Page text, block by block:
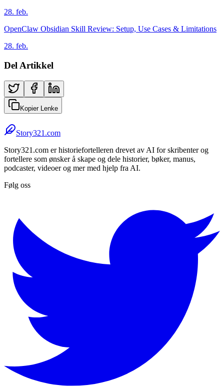
28. feb.
OpenClaw Obsidian Skill Review: Setup, Use Cases & Limitations
28. feb.
Del Artikkel
Kopier Lenke
Story321.com
Story321.com er historiefortelleren drevet av AI for skribenter og
fortellere som ønsker å skape og dele historier, bøker, manus,
podcaster, videoer og mer med hjelp fra AI.
Følg oss